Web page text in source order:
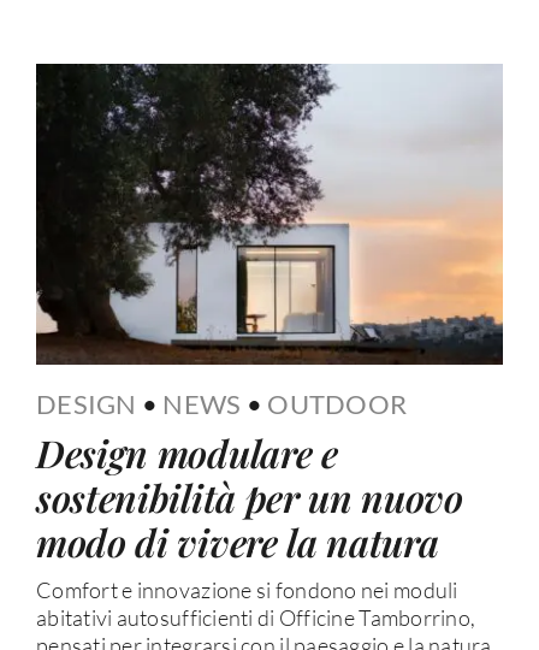
DESIGN • NEWS • OUTDOOR
Design modulare e
sostenibilità per un nuovo
modo di vivere la natura
Comfort e innovazione si fondono nei moduli
abitativi autosufficienti di Officine Tamborrino,